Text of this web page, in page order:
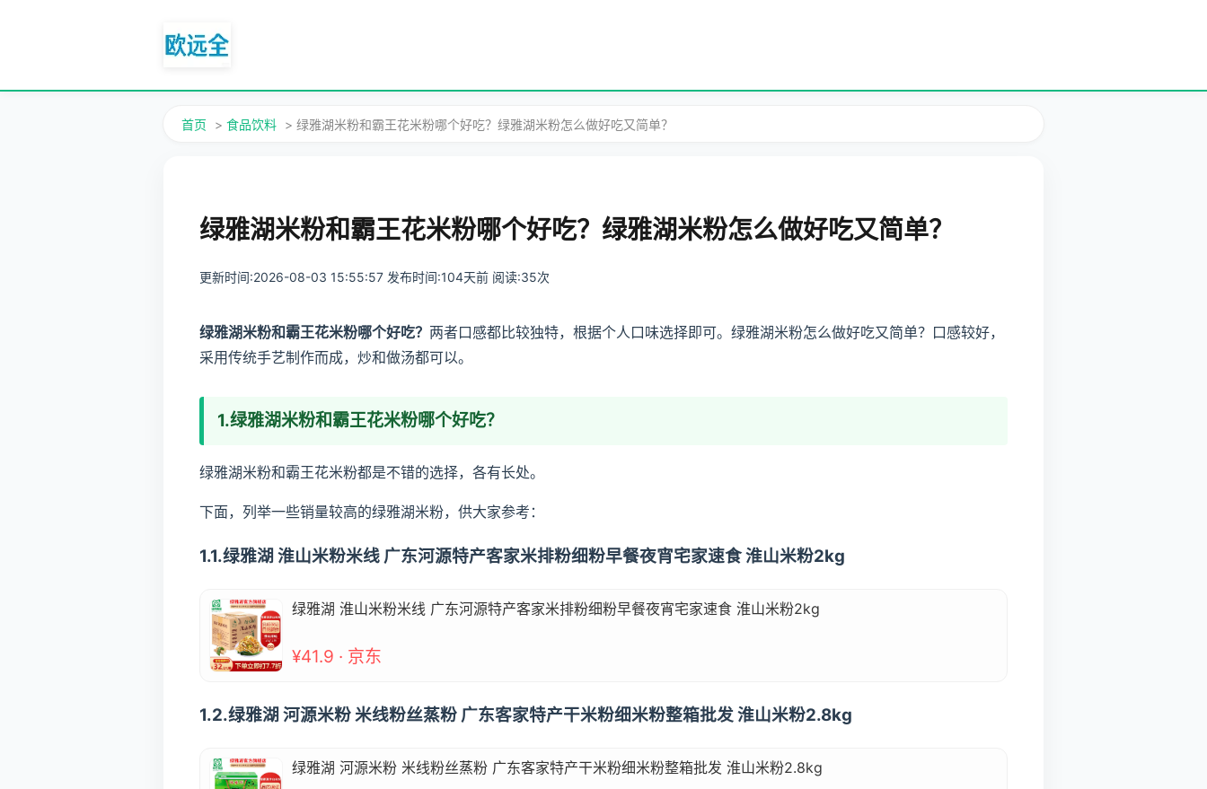
首页 > 食品饮料 > 绿雅湖米粉和霸王花米粉哪个好吃？绿雅湖米粉怎么做好吃又简单？
绿雅湖米粉和霸王花米粉哪个好吃？绿雅湖米粉怎么做好吃又简单？
更新时间:2026-08-03 15:55:57 发布时间:104天前 阅读:35次
绿雅湖米粉和霸王花米粉哪个好吃？ 两者口感都比较独特，根据个人口味选择即可。绿雅湖米粉怎么做好吃又简单？口感较好，
采用传统手艺制作而成，炒和做汤都可以。
1.绿雅湖米粉和霸王花米粉哪个好吃？
绿雅湖米粉和霸王花米粉都是不错的选择，各有长处。
下面，列举一些销量较高的绿雅湖米粉，供大家参考：
1.1.绿雅湖 淮山米粉米线 广东河源特产客家米排粉细粉早餐夜宵宅家速食 淮山米粉2kg
绿雅湖 淮山米粉米线 广东河源特产客家米排粉细粉早餐夜宵宅家速食 淮山米粉2kg
¥41.9 · 京东
1.2.绿雅湖 河源米粉 米线粉丝蒸粉 广东客家特产干米粉细米粉整箱批发 淮山米粉2.8kg
绿雅湖 河源米粉 米线粉丝蒸粉 广东客家特产干米粉细米粉整箱批发 淮山米粉2.8kg